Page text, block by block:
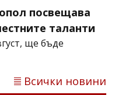
посвещава
таланти
ще бъде
Всички новини